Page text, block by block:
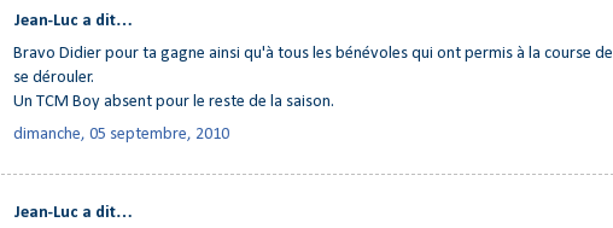
Jean-Luc a dit…
Bravo Didier pour ta gagne ainsi qu'à tous les bénévoles qui ont permis à la course de
se dérouler.
Un TCM Boy absent pour le reste de la saison.
dimanche, 05 septembre, 2010
Jean-Luc a dit…